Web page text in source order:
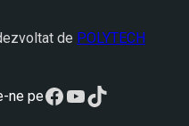
de POLYTECH
ne peFacebook
YouTube
TikTok